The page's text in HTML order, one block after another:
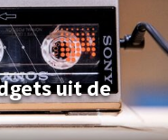
uit de